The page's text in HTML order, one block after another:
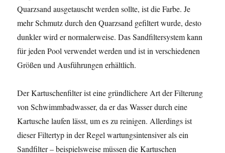
Quarzsand ausgetauscht werden sollte, ist die Farbe. Je
mehr Schmutz durch den Quarzsand gefiltert wurde, desto
dunkler wird er normalerweise. Das Sandfiltersystem kann
für jeden Pool verwendet werden und ist in verschiedenen
Größen und Ausführungen erhältlich.
Der Kartuschenfilter ist eine gründlichere Art der Filterung
von Schwimmbadwasser, da er das Wasser durch eine
Kartusche laufen lässt, um es zu reinigen. Allerdings ist
dieser Filtertyp in der Regel wartungsintensiver als ein
Sandfilter – beispielsweise müssen die Kartuschen